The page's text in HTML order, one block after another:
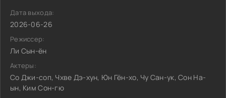
Дата выхода:
2026-06-26
Режиссер:
Ли Сын-ён
Актеры:
Со Джи-соп, Чхве Дэ-хун, Юн Гён-хо, Чу Сан-ук, Сон На-
ын, Ким Сон-гю